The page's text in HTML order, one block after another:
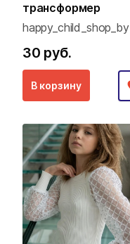
трансформер
happy_child_shop_by
30 руб.
В корзину